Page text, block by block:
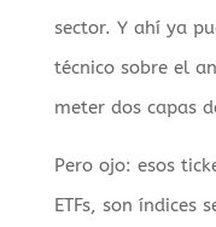
sector. Y ahí ya
técnico sobre el
meter dos capas
Pero ojo: esos
ETFs, son índices